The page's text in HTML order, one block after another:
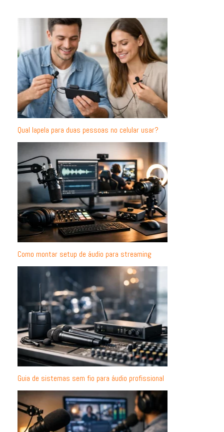
Qual lapela para duas pessoas no celular usar?
Como montar setup de áudio para streaming
Guia de sistemas sem fio para áudio profissional